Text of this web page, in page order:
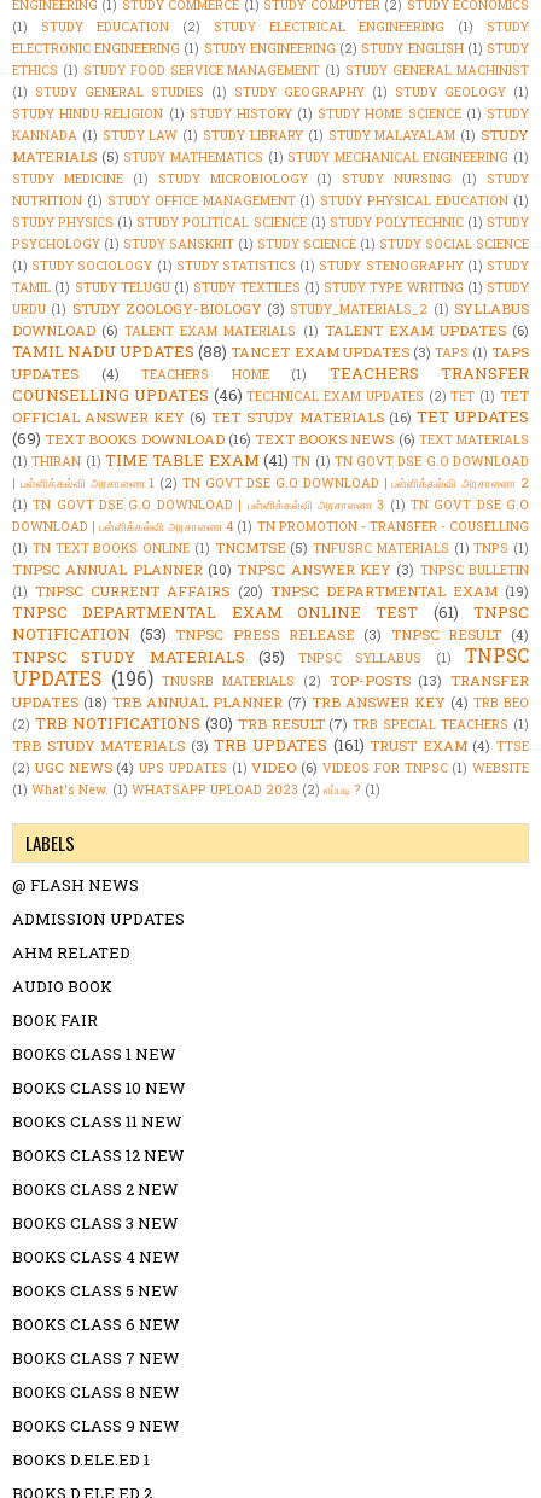
ENGINEERING (1) STUDY COMMERCE (1) STUDY COMPUTER (2) STUDY ECONOMICS
(1)
STUDY EDUCATION (2) STUDY ELECTRICAL ENGINEERING (1)
STUDY
ELECTRONIC ENGINEERING (1) STUDY ENGINEERING (2) STUDY ENGLISH (1) STUDY
ETHICS (1) STUDY FOOD SERVICE MANAGEMENT (1) STUDY GENERAL MACHINIST
(1) STUDY GENERAL STUDIES (1) STUDY GEOGRAPHY (1) STUDY GEOLOGY (1)
STUDY HINDU RELIGION (1) STUDY HISTORY (1) STUDY HOME SCIENCE (1) STUDY
KANNADA (1) STUDY LAW (1) STUDY LIBRARY (1) STUDY MALAYALAM (1) STUDY
MATERIALS (5) STUDY MATHEMATICS (1) STUDY MECHANICAL ENGINEERING (1)
STUDY MEDICINE
(1) STUDY MICROBIOLOGY (1) STUDY NURSING (1)
STUDY
NUTRITION (1) STUDY OFFICE MANAGEMENT (1) STUDY PHYSICAL EDUCATION (1)
STUDY PHYSICS (1) STUDY POLITICAL SCIENCE (1) STUDY POLYTECHNIC (1) STUDY
PSYCHOLOGY (1) STUDY SANSKRIT (1) STUDY SCIENCE (1) STUDY SOCIAL SCIENCE
(1) STUDY SOCIOLOGY (1) STUDY STATISTICS (1) STUDY STENOGRAPHY (1) STUDY
TAMIL (1) STUDY TELUGU (1) STUDY TEXTILES (1) STUDY TYPE WRITING (1) STUDY
URDU (1) STUDY ZOOLOGY-BIOLOGY (3) STUDY_MATERIALS_2 (1) SYLLABUS
DOWNLOAD (6) TALENT EXAM MATERIALS (1) TALENT EXAM UPDATES (6)
TAMIL NADU UPDATES (88) TANCET EXAM UPDATES (3) TAPS (1) TAPS
UPDATES
(4) TEACHERS HOME (1)
TEACHERS TRANSFER
COUNSELLING UPDATES (46) TECHNICAL EXAM UPDATES (2) TET (1) TET
OFFICIAL ANSWER KEY (6) TET STUDY MATERIALS (16) TET UPDATES
(69) TEXT BOOKS DOWNLOAD (16) TEXT BOOKS NEWS (6) TEXT MATERIALS
(1) THIRAN (1) TIME TABLE EXAM (41) TN (1) TN GOVT DSE G.O DOWNLOAD
| பள்ளிக்கல்வி அரசாணை 1 (2) TN GOVT DSE G.O DOWNLOAD | பள்ளிக்கல்வி அரசாணை 2
(1) TN GOVT DSE G.O DOWNLOAD | பள்ளிக்கல்வி அரசாணை 3 (1) TN GOVT DSE G.O
DOWNLOAD | பள்ளிக்கல்வி அரசாணை 4 (1) TN PROMOTION - TRANSFER - COUSELLING
(1) TN TEXT BOOKS ONLINE (1) TNCMTSE (5) TNFUSRC MATERIALS (1) TNPS (1)
TNPSC ANNUAL PLANNER (10) TNPSC ANSWER KEY (3) TNPSC BULLETIN
(1) TNPSC CURRENT AFFAIRS (20) TNPSC DEPARTMENTAL EXAM (19)
TNPSC DEPARTMENTAL EXAM ONLINE TEST (61)
TNPSC
NOTIFICATION (53) TNPSC PRESS RELEASE (3) TNPSC RESULT (4)
TNPSC STUDY MATERIALS (35) TNPSC SYLLABUS (1)
TNPSC
UPDATES (196) TNUSRB MATERIALS (2) TOP-POSTS (13) TRANSFER
UPDATES (18) TRB ANNUAL PLANNER (7) TRB ANSWER KEY (4) TRB BEO
(2) TRB NOTIFICATIONS (30) TRB RESULT (7) TRB SPECIAL TEACHERS (1)
TRB STUDY MATERIALS (3) TRB UPDATES (161) TRUST EXAM (4) TTSE
(2) UGC NEWS (4) UPS UPDATES (1) VIDEO (6) VIDEOS FOR TNPSC (1) WEBSITE
(1) What's New. (1) WHATSAPP UPLOAD 2023 (2) எப்படி ? (1)
LABELS
@ FLASH NEWS
ADMISSION UPDATES
AHM RELATED
AUDIO BOOK
BOOK FAIR
BOOKS CLASS 1 NEW
BOOKS CLASS 10 NEW
BOOKS CLASS 11 NEW
BOOKS CLASS 12 NEW
BOOKS CLASS 2 NEW
BOOKS CLASS 3 NEW
BOOKS CLASS 4 NEW
BOOKS CLASS 5 NEW
BOOKS CLASS 6 NEW
BOOKS CLASS 7 NEW
BOOKS CLASS 8 NEW
BOOKS CLASS 9 NEW
BOOKS D.ELE.ED 1
BOOKS D.ELE.ED 2